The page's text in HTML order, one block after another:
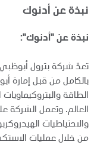
نبذة عن أدنوك
نبذة عن "أدنوك":
تعدّ شركة بترول
بالكامل من قبل إمارة
الطاقة
العالم. وتعمل الشركة
والاحتياطيات
من خلال عمليات